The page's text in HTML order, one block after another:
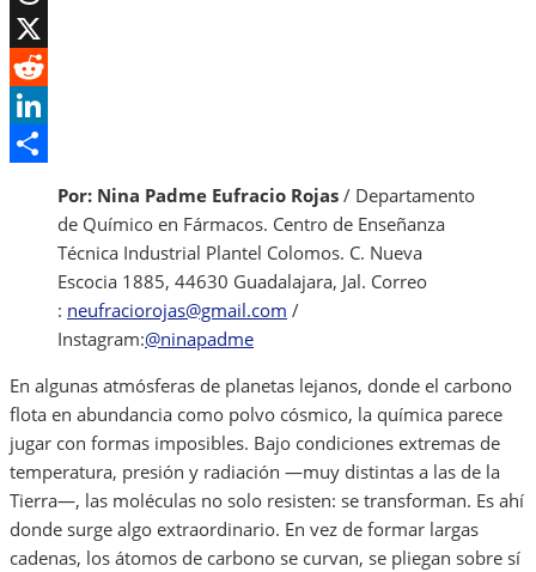
Threads
X
Reddit
LinkedIn
Por: Nina Padme Eufracio Rojas / Departamento
de Químico en Fármacos. Centro de Enseñanza
Técnica Industrial Plantel Colomos. C. Nueva
Escocia 1885, 44630 Guadalajara, Jal. Correo
: neufraciorojas@gmail.com /
Instagram:@ninapadme
En algunas atmósferas de planetas lejanos, donde el carbono
flota en abundancia como polvo cósmico, la química parece
jugar con formas imposibles. Bajo condiciones extremas de
temperatura, presión y radiación —muy distintas a las de la
Tierra—, las moléculas no solo resisten: se transforman. Es ahí
donde surge algo extraordinario. En vez de formar largas
cadenas, los átomos de carbono se curvan, se pliegan sobre sí